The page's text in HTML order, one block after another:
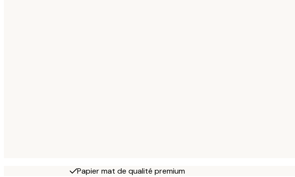
Papier mat de qualité premium